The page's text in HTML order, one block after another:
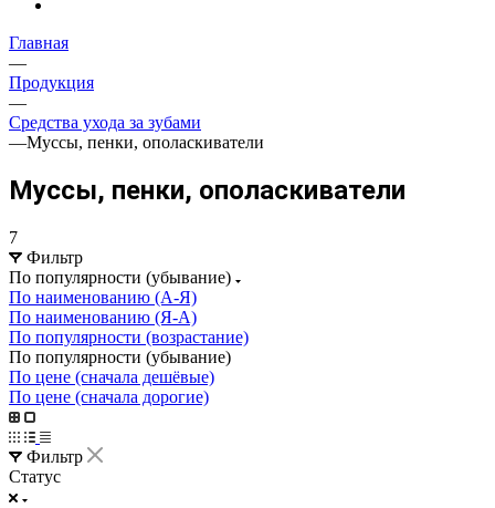
Главная
—
Продукция
—
Средства ухода за зубами
—Муссы, пенки, ополаскиватели
Муссы, пенки, ополаскиватели
7
Фильтр
По популярности (убывание)
По наименованию (А-Я)
По наименованию (Я-А)
По популярности (возрастание)
По популярности (убывание)
По цене (сначала дешёвые)
По цене (сначала дорогие)
Фильтр
Статус